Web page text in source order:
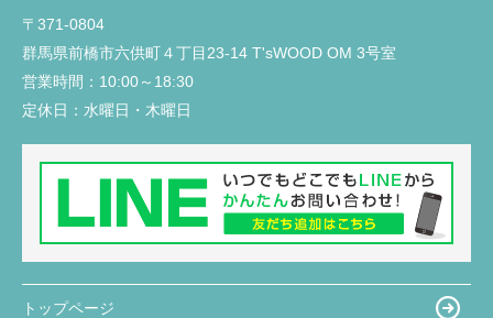
〒371-0804
群馬県前橋市六供町４丁目23‐14 T'sWOOD OM 3号室
営業時間： 10:00～18:30
定休日： 水曜日・木曜日
トップページ